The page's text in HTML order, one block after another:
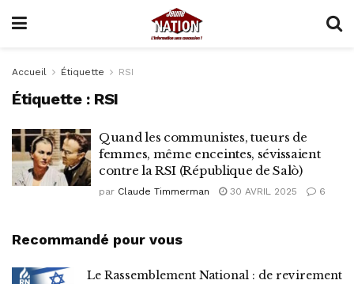
Accueil Étiquette RSI
Étiquette : RSI
Quand les communistes, tueurs de
femmes, même enceintes, sévissaient
contre la RSI (République de Salò)
par Claude Timmerman 30 AVRIL 2025 6
Recommandé pour vous
Le Rassemblement National : de revirement